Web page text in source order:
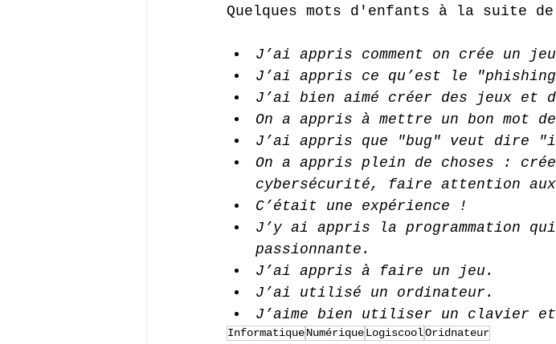
Quelques mots d'enfants à la suite
J’ai appris comment on crée un
J’ai appris ce qu’est le
J’ai bien aimé créer des jeux et
On a appris à mettre un bon mot
J’ai appris que "bug" veut dire
On a appris plein de choses :
cybersécurité, faire attention aux
C’était une expérience !
J’y ai appris la programmation
passionnante.
J’ai appris à faire un jeu.
J’ai utilisé un ordinateur.
J’aime bien utiliser un clavier
InformatiqueNumériqueLogiscoolOridnateur